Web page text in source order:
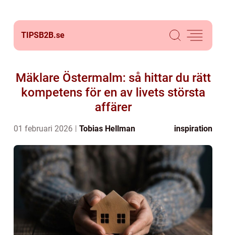
TIPSB2B.se
Mäklare Östermalm: så hittar du rätt
kompetens för en av livets största
affärer
01 februari 2026 Tobias Hellman inspiration